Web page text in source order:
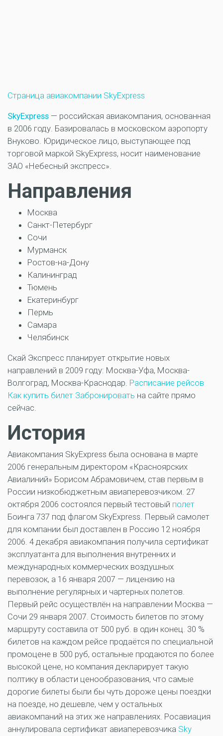
Страница авиакомпании SkyExpress
SkyExpress — российская авиакомпания, основанная
в 2006 году. Базировалась в московском аэропорту
Внуково. Юридическое лицо, выступающее под
торговой маркой SkyExpress, носит наименование
ЗАО «Небесный экспресс».
Направления
Москва
Санкт-Петербург
Сочи
Мурманск
Ростов-на-Дону
Калининград
Тюмень
Екатеринбург
Пермь
Самара
Челябинск
Скай Экспресс планирует открытие новых
направлений в 2009 году: Москва-Уфа, Москва-
Волгоград, Москва-Краснодар. Расписание рейсов
Как купить билет Забронировать на сайте прямо
сейчас.
История
Авиакомпания SkyExpress была основана в марте
2006 генеральным директором «Красноярских
Авиалиний» Борисом Абрамовичем, став первым в
России низкобюджетным авиаперевозчиком. 27
октября 2006 состоялся первый тестовый полет
Боинга 737 под флагом SkyExpress. Первый самолет
для компании был доставлен в Россию 12 ноября
2006. 4 декабря авиакомпания получила сертификат
эксплуатанта для выполнения внутренних и
международных коммерческих воздушных
перевозок, а 16 января 2007 — лицензию на
выполнение регулярных и чартерных полетов.
Первый рейс осуществлён на направлении Москва —
Сочи 29 января 2007. Стоимость билетов по этому
маршруту составила от 500 руб. в один конец. 30 %
билетов на каждом рейсе продаётся по специальной
промоцене в 500 руб, остальные продаются по более
высокой цене, но компания декларирует такую
полтику в области ценообразования, что самые
дорогие билеты были бы чуть дороже цены поездки
на поезде, но дешевле, чем у остальных
авиакомпаний на этих же направлениях. Росавиация
аннулировала сертификат авиаперевозчика Sky